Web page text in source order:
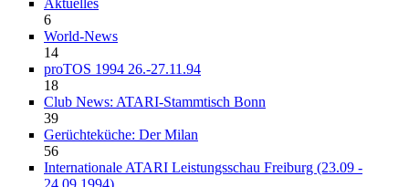
6
World-News
14
proTOS 1994 26.-27.11.94
18
Club News: ATARI-Stammtisch Bonn
39
Gerüchteküche: Der Milan
56
Internationale ATARI Leistungsschau Freiburg (23.09 -
24.09.1994)